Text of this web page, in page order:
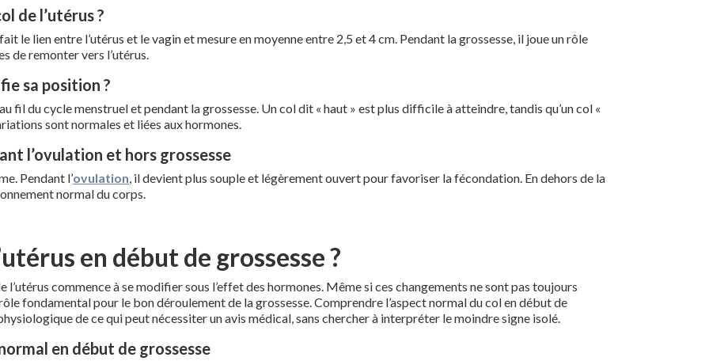
de l’utérus ?
le lien entre l’utérus et le vagin et mesure en moyenne entre 2,5 et 4 cm. Pendant la grossesse, il joue un rôle
de remonter vers l’utérus.
sa position ?
fil du cycle menstruel et pendant la grossesse. Un col dit « haut » est plus difficile à atteindre, tandis qu’un col «
sont normales et liées aux hormones.
l’ovulation et hors grossesse
Pendant l’ovulation, il devient plus souple et légèrement ouvert pour favoriser la fécondation. En dehors de la
normal du corps.
en début de grossesse ?
l’utérus commence à se modifier sous l’effet des hormones. Même si ces changements ne sont pas toujours
fondamental pour le bon déroulement de la grossesse. Comprendre l’aspect normal du col en début de
de ce qui peut nécessiter un avis médical, sans chercher à interpréter le moindre signe isolé.
en début de grossesse